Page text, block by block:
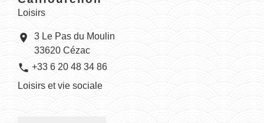
Loisirs
location_on
3 Le Pas du Moulin
33620 Cézac
phone +33 6 20 48 34 86
Loisirs et vie sociale